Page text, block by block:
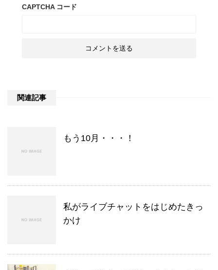
CAPTCHA コード
関連記事
もう10月・・・！
私がライブチャットをはじめたきっ
かけ